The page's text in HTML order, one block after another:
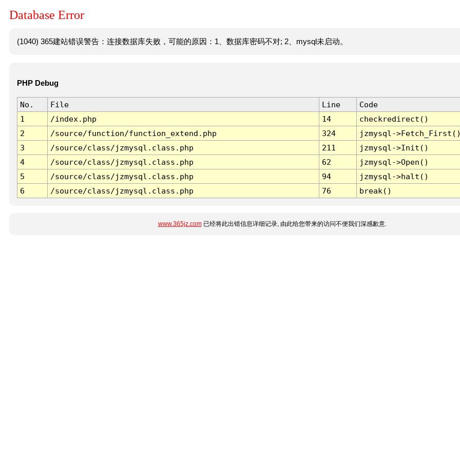
Database Error
(1040) 365建站错误警告：连接数据库失败，可能的原因：1、数据库密码不对; 2、mysql未启动。
PHP Debug
No. File Line
Code
1
/index.php 14
checkredirect()
2
/source/function/function_extend.php 324
jzmysql-
3
/source/class/jzmysql.class.php 211
jzmysql->Init()
4
/source/class/jzmysql.class.php 62
jzmysql->Open()
5
/source/class/jzmysql.class.php 94
jzmysql->halt()
6
/source/class/jzmysql.class.php 76 break()
www.365jz.com已经将此出错信息详细记录, 由此给您带来的访问不便我们深感歉意.